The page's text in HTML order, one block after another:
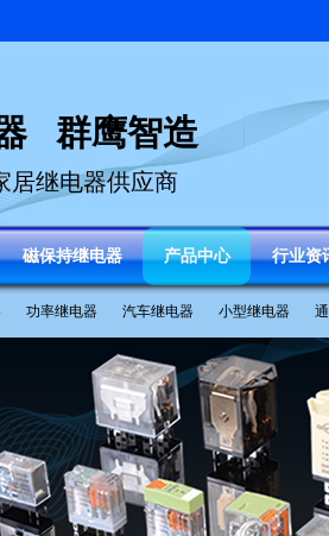
群鹰智造
居继电器供应商
磁保持继电器 产品中心 行业资
功率继电器 汽车继电器 小型继电器